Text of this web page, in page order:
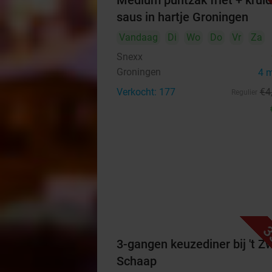
saus in hartje Groningen
Vandaag Di Wo Do Vr
Za
Snexx
Groningen 4
Verkocht: 177 €4
3-gangen keuzediner bij 't
Schaap